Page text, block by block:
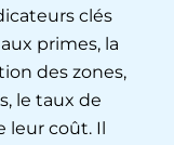
clés
primes, la
des zones,
le taux de
leur coût. Il